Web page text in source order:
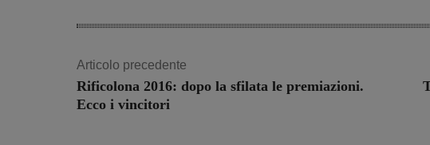
Articolo precedente
Rificolona 2016: dopo la sfilata le premiazioni.
Ecco i vincitori